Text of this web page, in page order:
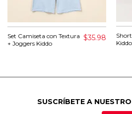
Set Camiseta con Textura
+ Joggers Kiddo
$35.98
Kiddo
SUSCRÍBETE A